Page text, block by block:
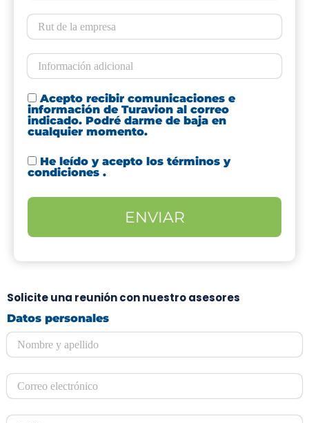
Acepto recibir comunicaciones e
información de Turavion al correo
indicado. Podré darme de baja en
cualquier momento.
He leído y acepto los términos y
condiciones .
Solicite una reunión con nuestro asesores
Datos personales